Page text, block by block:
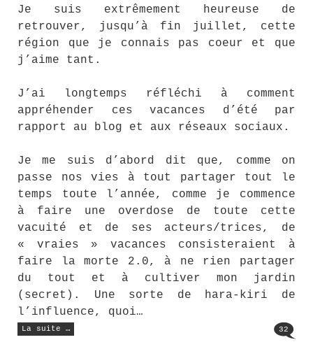
Je suis extrêmement heureuse de
retrouver, jusqu’à fin juillet, cette
région que je connais pas coeur et que
j’aime tant.
J’ai longtemps réfléchi à comment
appréhender ces vacances d’été par
rapport au blog et aux réseaux sociaux.
Je me suis d’abord dit que, comme on
passe nos vies à tout partager tout le
temps toute l’année, comme je commence
à faire une overdose de toute cette
vacuité et de ses acteurs/trices, de
« vraies » vacances consisteraient à
faire la morte 2.0, à ne rien partager
du tout et à cultiver mon jardin
(secret). Une sorte de hara-kiri de
l’influence, quoi…
La suite …
« xoxoXO »
32